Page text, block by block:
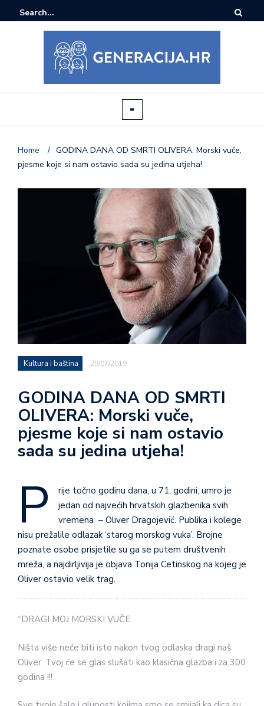
Home / GODINA DANA OD SMRTI OLIVERA: Morski vuče,
pjesme koje si nam ostavio sada su jedina utjeha!
Kultura i baština 29/07/2019
GODINA DANA OD SMRTI
OLIVERA: Morski vuče,
pjesme koje si nam ostavio
sada su jedina utjeha!
P
rije točno godinu dana, u 71. godini, umro je
jedan od najvećih hrvatskih glazbenika svih
vremena – Oliver Dragojević. Publika i kolege
nisu prežalile odlazak ‘starog morskog vuka’. Brojne
poznate osobe prisjetile su ga se putem društvenih
mreža, a najdirljivija je objava Tonija Cetinskog na kojeg je
Oliver ostavio velik trag.
“DRAGI MOJ MORSKI VUČE
Ništa više neće biti isto nakon tvog odlaska dragi naš
Oliver. Tvoj će se glas slušati kao klasična glazba i za 300
godina !!!